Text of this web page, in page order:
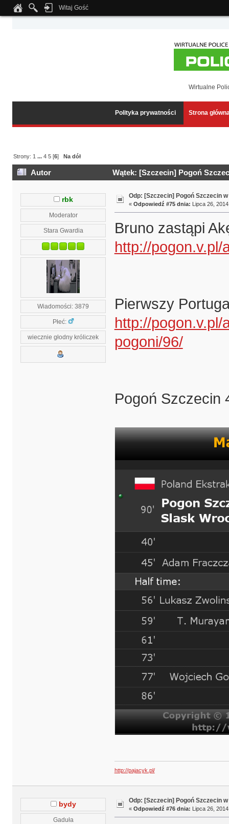
Notice: Undefined index: tapatalk_body_hook in
Witaj Gość
Wirtualne
Polityka prywatności Strona
Strony: 1 ...4 5 [6]Na dół
Autor Wątek: [Szczecin] Pogoń
rbk
Moderator
Stara Gwardia
Wiadomości: 3879
Płeć:
wiecznie głodny króliczek
Odp: [Szczecin] Pogoń Szczecin
« Odpowiedź #75 dnia: Lipca 26,
Bruno zastąpi
http://
Pierwszy
http://
pogoni/96/
Pogoń Szczecin
http://pajacyk.pl/
bydy
Gaduła
Odp: [Szczecin] Pogoń Szczecin
« Odpowiedź #76 dnia: Lipca 26,